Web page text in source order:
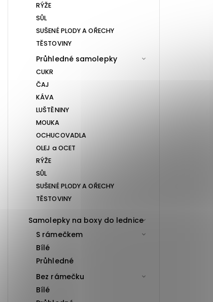
RÝŽE
SŮL
SUŠENÉ PLODY A OŘECHY
TĚSTOVINY
Průhledné samolepky
CUKR
ČAJ
KÁVA
LUŠTĚNINY
MOUKA
OCHUCOVADLA
OLEJ a OCET
RÝŽE
SŮL
SUŠENÉ PLODY A OŘECHY
TĚSTOVINY
Samolepky na boxy do lednice
S rámečkem
Bílé
Průhledné
Bez rámečku
Bílé